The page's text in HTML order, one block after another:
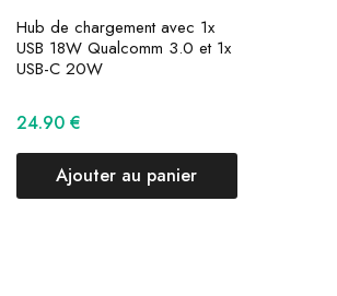
Hub de chargement avec 1x
USB 18W Qualcomm 3.0 et 1x
USB-C 20W
24.90 €
Ajouter au panier